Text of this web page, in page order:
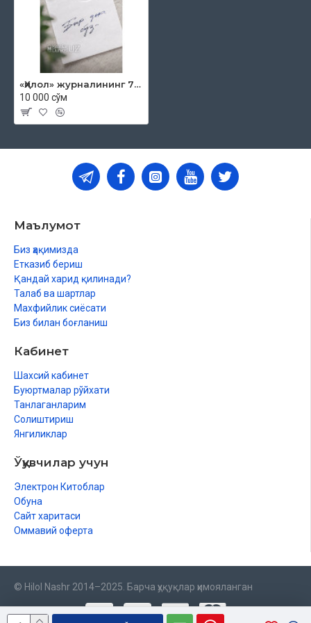
«Ҳилол» журналининг 7 (64)-сони
10 000 сўм
Маълумот
Биз ҳақимизда
Етказиб бериш
Қандай харид қилинади?
Талаб ва шартлар
Махфийлик сиёсати
Биз билан боғланиш
Кабинет
Шахсий кабинет
Буюртмалар рўйхати
Танлаганларим
Солиштириш
Янгиликлар
Ўқувчилар учун
Электрон Китоблар
Обуна
Сайт харитаси
Оммавий оферта
© Hilol Nashr 2014–2025. Барча ҳуқуқлар ҳимояланган